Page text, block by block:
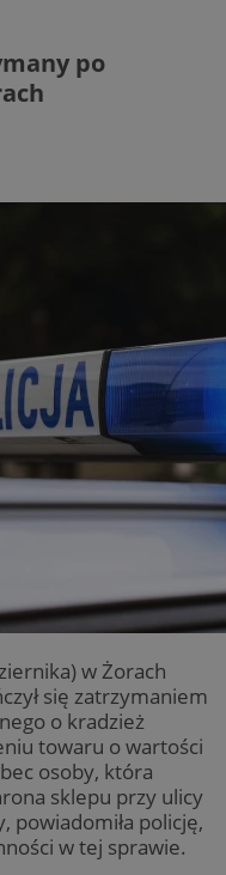
po
w Żorach
się zatrzymaniem
o kradzież
towaru o wartości
osoby, która
sklepu przy ulicy
powiadomiła policję,
w tej sprawie.